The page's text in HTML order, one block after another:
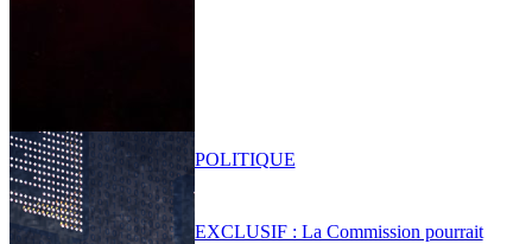
EXCLUSIF : La Commission pourrait
POLITIQUE